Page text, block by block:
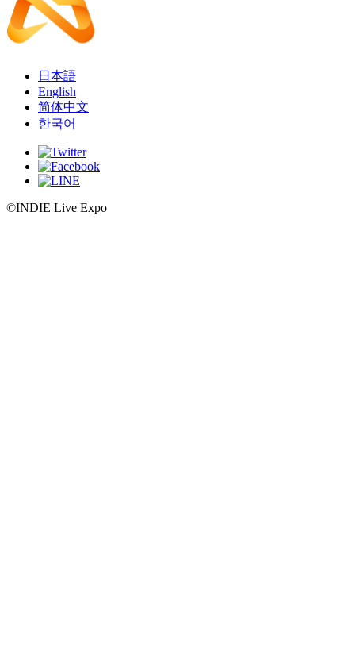
日本語
English
简体中文
한국어
©INDIE Live Expo